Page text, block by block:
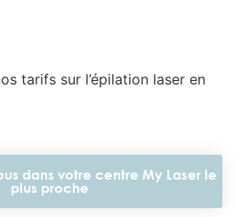
tarifs sur l’épilation laser en
dans votre centre My Laser le
plus proche